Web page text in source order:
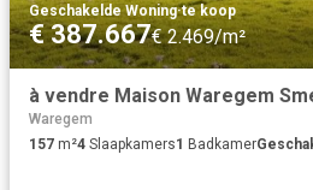
Geschakelde Woning·te koop
€ 387.667€ 2.469/m²
à vendre Maison Waregem
Waregem
157 m²4 Slaapkamers1 Badkamer